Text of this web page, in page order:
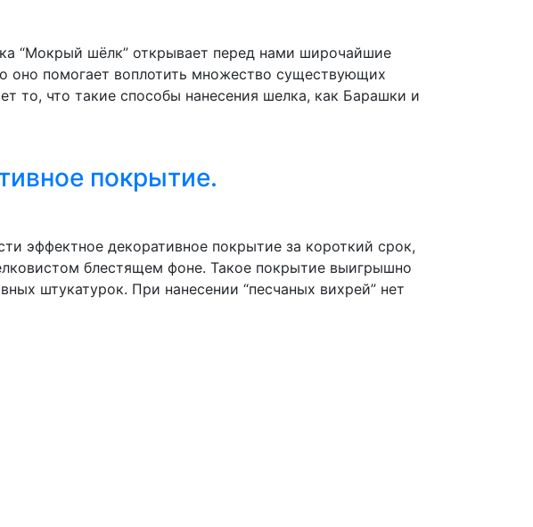
“Мокрый шёлк” открывает перед нами широчайшие
оно помогает воплотить множество существующих
то, что такие способы нанесения шелка, как Барашки и
покрытие.
эффектное декоративное покрытие за короткий срок,
блестящем фоне. Такое покрытие выигрышно
штукатурок. При нанесении “песчаных вихрей” нет